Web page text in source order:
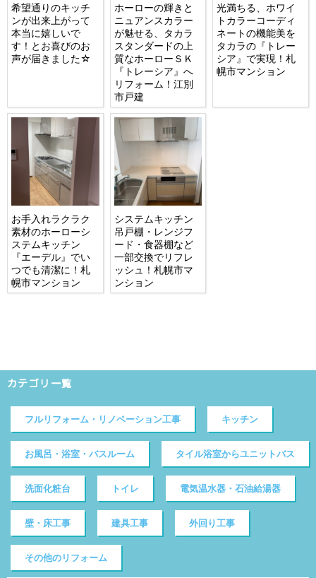
希望通りのキッチ
ンが出来上がって
本当に嬉しいで
す！とお喜びのお
声が届きました☆
ホーローの輝きと
ニュアンスカラー
が魅せる、タカラ
スタンダードの上
質なホーローＳＫ
『トレーシア』へ
リフォーム！江別
市戸建
光満ちる、ホワイ
トカラーコーディ
ネートの機能美を
タカラの『トレー
シア』で実現！札
幌市マンション
お手入れラクラク
素材のホーローシ
ステムキッチン
『エーデル』でい
つでも清潔に！札
幌市マンション
システムキッチン
吊戸棚・レンジフ
ード・食器棚など
一部交換でリフレ
ッシュ！札幌市マ
ンション
カテゴリ一覧
フルリフォーム・リノベーション工事 キッチン
お風呂・浴室・バスルーム タイル浴室からユニットバス
洗面化粧台 トイレ 電気温水器・石油給湯器
壁・床工事 建具工事 外回り工事
その他のリフォーム